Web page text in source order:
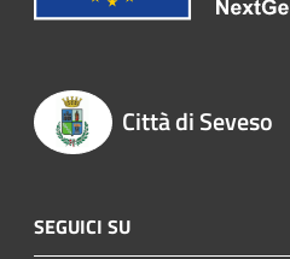
Città di Seveso
SEGUICI SU